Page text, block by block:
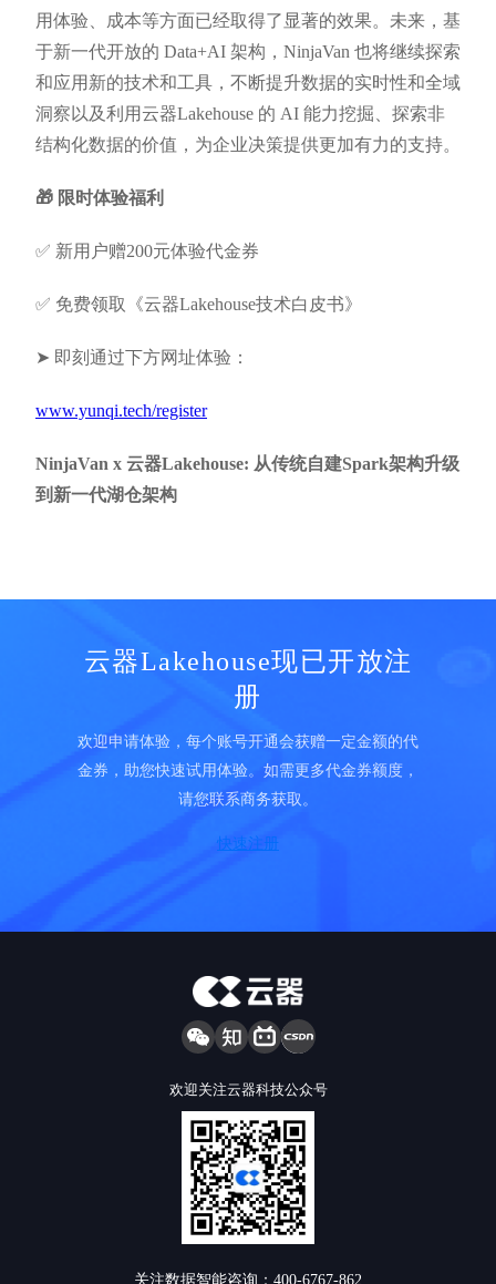
用体验、成本等方面已经取得了显著的效果。未来，基
于新一代开放的 Data+AI 架构，NinjaVan 也将继续探索
和应用新的技术和工具，不断提升数据的实时性和全域
洞察以及利用云器Lakehouse 的 AI 能力挖掘、探索非
结构化数据的价值，为企业决策提供更加有力的支持。
🎁 限时体验福利
✅ 新用户赠200元体验代金券
✅ 免费领取《云器Lakehouse技术白皮书》
➤ 即刻通过下方网址体验：
www.yunqi.tech/register
NinjaVan x 云器Lakehouse: 从传统自建Spark架构升级
到新一代湖仓架构
云器Lakehouse现已开放注
册
欢迎申请体验，每个账号开通会获赠一定金额的代
金券，助您快速试用体验。如需更多代金券额度，
请您联系商务获取。
快速注册
欢迎关注云器科技公众号
关注数据智能咨询：400-6767-862